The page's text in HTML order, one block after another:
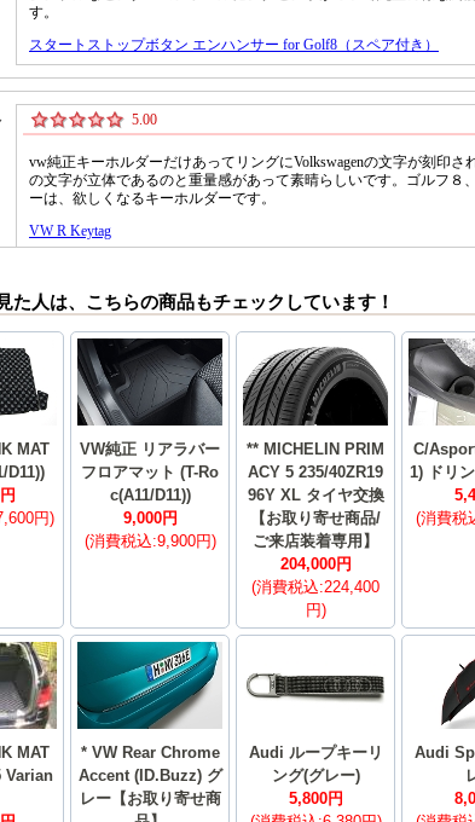
た人は、こちらの商品もチェックしています！
MAT
D11))
円)
VW純正 リアラバー
フロアマット (T-Ro
c(A11/D11))
9,000円
(消費税込:9,900円)
** MICHELIN PRIM
ACY 5 235/40ZR19
96Y XL タイヤ交換
【お取り寄せ商品/
ご来店装着専用】
204,000円
(消費税込:224,400
円)
C/
1) ドリ
(消費税
MAT
Varian
* VW Rear Chrome
Accent (ID.Buzz) グ
レー【お取り寄せ商
Audi ループキーリ
ング(グレー)
5,800円
Audi